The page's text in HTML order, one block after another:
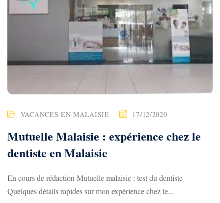
VACANCES EN MALAISIE 17/12/2020
Mutuelle Malaisie : expérience chez le
dentiste en Malaisie
En cours de rédaction Mutuelle malaisie : test du dentiste
Quelques détails rapides sur mon expérience chez le...